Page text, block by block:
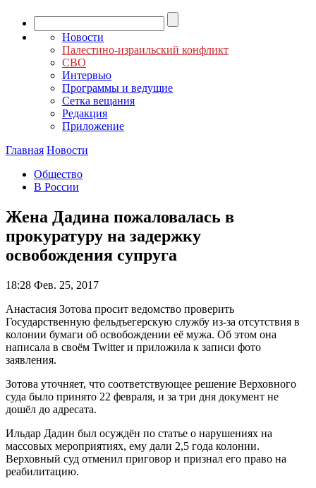
Новости
Палестино-израильский конфликт
СВО
Интервью
Программы и ведущие
Сетка вещания
Редакция
Приложение
Главная Новости
Общество
В России
Жена Дадина пожаловалась в
прокуратуру на задержку
освобождения супруга
18:28 Фев. 25, 2017
Анастасия Зотова просит ведомство проверить
Государственную фельдъегерскую службу из-за отсутствия в
колонии бумаги об освобождении её мужа. Об этом она
написала в своём Twitter и приложила к записи фото
заявления.
Зотова уточняет, что соответствующее решение Верховного
суда было принято 22 февраля, и за три дня документ не
дошёл до адресата.
Ильдар Дадин был осуждён по статье о нарушениях на
массовых мероприятиях, ему дали 2,5 года колонии.
Верховный суд отменил приговор и признал его право на
реабилитацию.